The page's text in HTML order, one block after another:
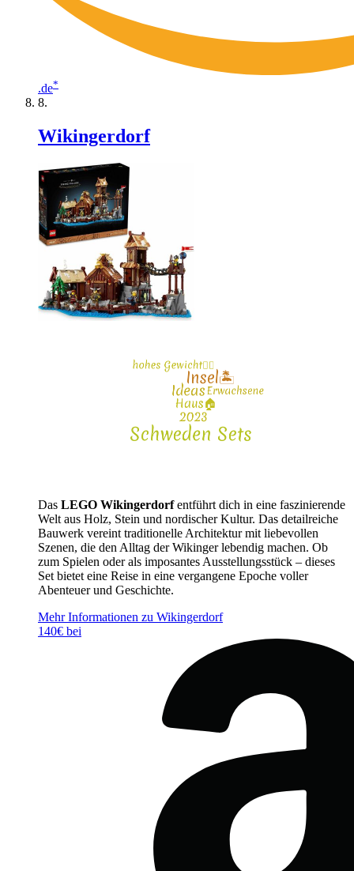
.de*
Wikingerdorf
Das LEGO Wikingerdorfentführt dich in eine faszinierende
Welt aus Holz, Stein und nordischer Kultur. Das detailreiche
Bauwerk vereint traditionelle Architektur mit liebevollen
Szenen, die den Alltag der Wikinger lebendig machen. Ob
zum Spielen oder als imposantes Ausstellungsstück – dieses
Set bietet eine Reise in eine vergangene Epoche voller
Abenteuer und Geschichte.
Mehr Informationen zu Wikingerdorf
140€ bei